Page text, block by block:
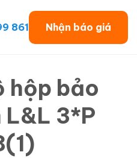
861 Nhận báo giá
hộp bảo
3*P